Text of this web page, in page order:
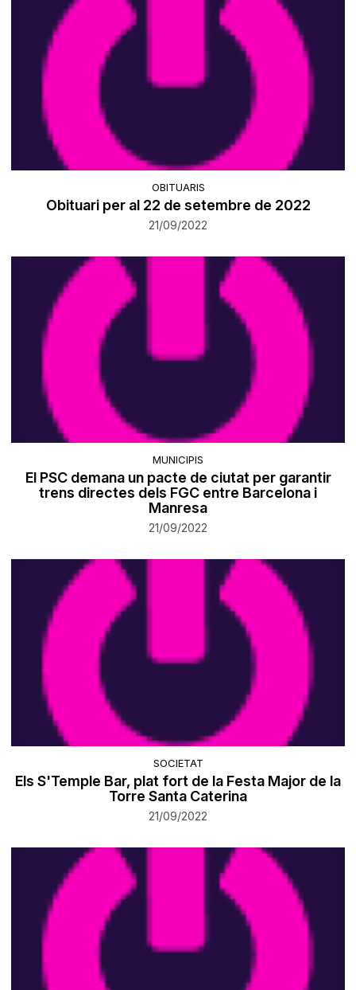
OBITUARIS
Obituari per al 22 de setembre de 2022
21/09/2022
MUNICIPIS
El PSC demana un pacte de ciutat per garantir
trens directes dels FGC entre Barcelona i
Manresa
21/09/2022
SOCIETAT
Els S'Temple Bar, plat fort de la Festa Major de la
Torre Santa Caterina
21/09/2022